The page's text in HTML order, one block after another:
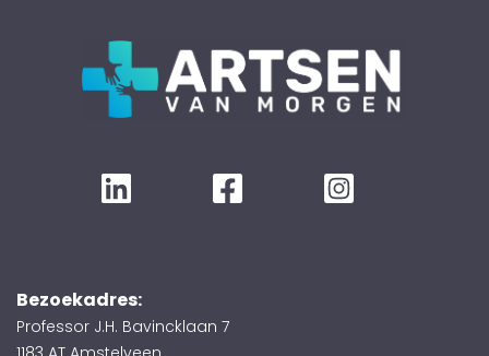
Bezoekadres:
Professor J.H. Bavincklaan 7